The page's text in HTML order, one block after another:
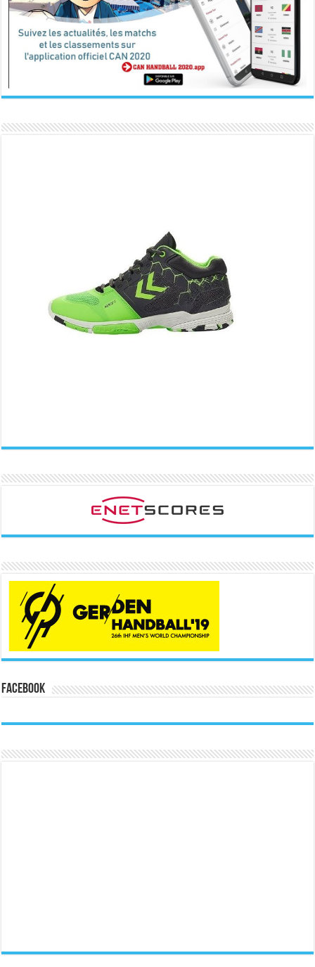
Facebook